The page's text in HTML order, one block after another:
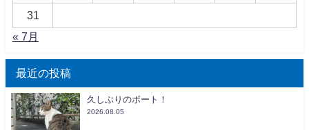
31
« 7月
最近の投稿
久しぶりのボート！
2026.08.05